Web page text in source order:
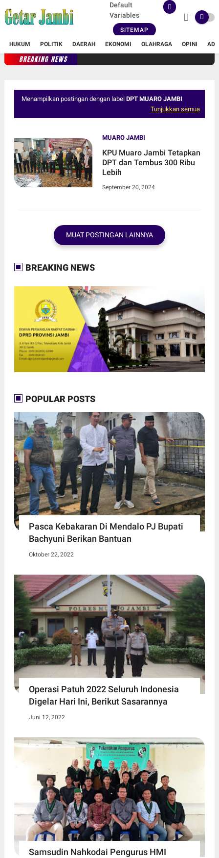
Default
Variables
SITEMAP
HUKUM POLITIK DAERAH EKONOMI OLAHRAGA OPINI
BREAKING NEWS
Menampilkan postingan dengan label DPT MUARO JAMBI
Tunjukkan semua
MUARO JAMBI
KPU Muaro Jambi Tetapkan
DPT dan Tembus 300 Ribu
Lebih
September 20, 2024
MUAT POSTINGAN LAINNYA
BREAKING NEWS
POPULAR POSTS
Pasca Kebakaran Di Mendalo PJ Bupati
Bachyuni Berikan Bantuan
Oktober 22, 2022
Operasi Patuh 2022 Seluruh Indonesia
Digelar Hari Ini, Berikut Sasarannya
Juni 12, 2022
Samsudin Nahkodai Pengurus HMI